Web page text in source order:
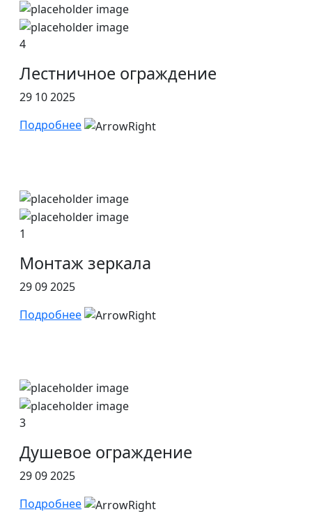
4
Лестничное ограждение
29 10 2025
Подробнее
1
Монтаж зеркала
29 09 2025
Подробнее
3
Душевое ограждение
29 09 2025
Подробнее